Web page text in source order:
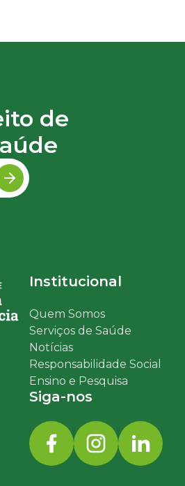
de
Institucional
Quem Somos
Serviços de Saúde
Notícias
Responsabilidade Social
Ensino e Pesquisa
Siga-nos